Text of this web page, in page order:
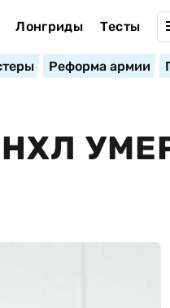
Лонгриды Тесты
Реформа армии